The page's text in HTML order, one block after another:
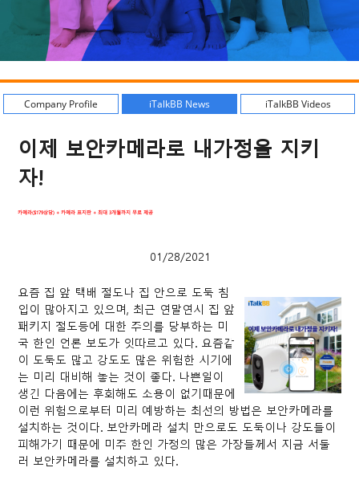
Company Profile iTalkBB News iTalkBB Videos
이제 보안카메라로 내가정을 지키
자!
카메라($179상당) + 카메라 표지판 + 최대 3개월까지 무료 제공
01/28/2021
요즘 집 앞 택배 절도나 집 안으로 도둑 침
입이 많아지고 있으며, 최근 연말연시 집 앞
패키지 절도등에 대한 주의를 당부하는 미
국 한인 언론 보도가 잇따르고 있다. 요즘같
이 도둑도 많고 강도도 많은 위험한 시기에
는 미리 대비해 놓는 것이 좋다. 나쁜일이
생긴 다음에는 후회해도 소용이 없기때문에
이런 위험으로부터 미리 예방하는 최선의 방법은 보안카메라를
설치하는 것이다. 보안카메라 설치 만으로도 도둑이나 강도들이
피해가기 때문에 미주 한인 가정의 많은 가장들께서 지금 서둘
러 보안카메라를 설치하고 있다.